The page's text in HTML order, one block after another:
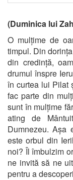
(Duminica lui
O mulțime de
timpul. Din
din credință,
drumul înspre
în curtea lui Pilat
fac parte din
sunt în mulțime
ating de
Dumnezeu. Așa
este orbul din
noi? Îl îmbulzim
ne invită să ne
pentru a